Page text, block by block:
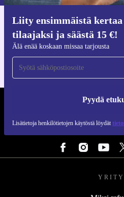
Liity ensimmäistä
tilaajaksi ja säästä 15 €!
Älä enää koskaan missaa tarjousta
Pyydä
Lisätietoja henkilötietojen käytöstä löydät
Hanki
iOS:lle ja